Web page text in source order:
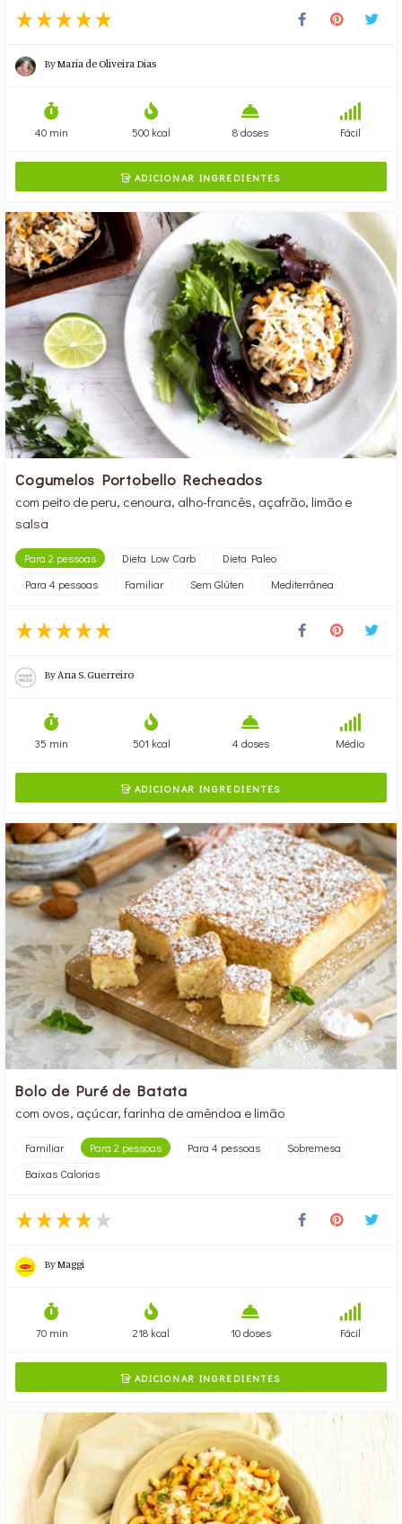
ByMaria de Oliveira Dias
40 min 500 kcal 8 doses Fácil
ADICIONAR INGREDIENTES
Cogumelos Portobello Recheados
com peito de peru, cenoura, alho-francês, açafrão, limão e
salsa
Para 2 pessoas Dieta Low Carb
Dieta Paleo
Para 4 pessoas
Familiar Sem Glúten Mediterrânea
ByAna S. Guerreiro
35 min 501 kcal 4 doses Médio
ADICIONAR INGREDIENTES
Bolo de Puré de Batata
com ovos, açúcar, farinha de amêndoa e limão
Familiar Para 2 pessoas Para 4 pessoas
Sobremesa
Baixas Calorias
ByMaggi
70 min 218 kcal 10 doses Fácil
ADICIONAR INGREDIENTES